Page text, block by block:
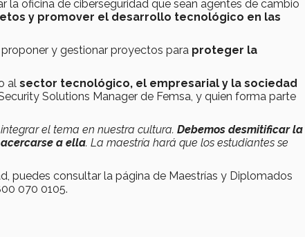
la oficina de ciberseguridad que sean agentes de cambio
y promover el desarrollo tecnológico en las
proponer y gestionar proyectos para proteger la
al sector tecnológico, el empresarial y la sociedad
Solutions Manager de Femsa, y quien forma parte
el tema en nuestra cultura. Debemos desmitificar la
a ella. La maestría hará que los estudiantes se
puedes consultar la página de Maestrías y Diplomados
070 0105.